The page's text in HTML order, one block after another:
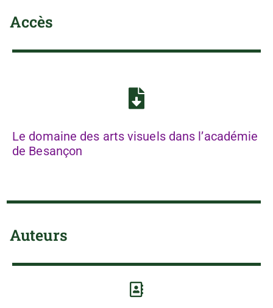
Accès
Le domaine des arts visuels dans l’académie
de Besançon
Auteurs